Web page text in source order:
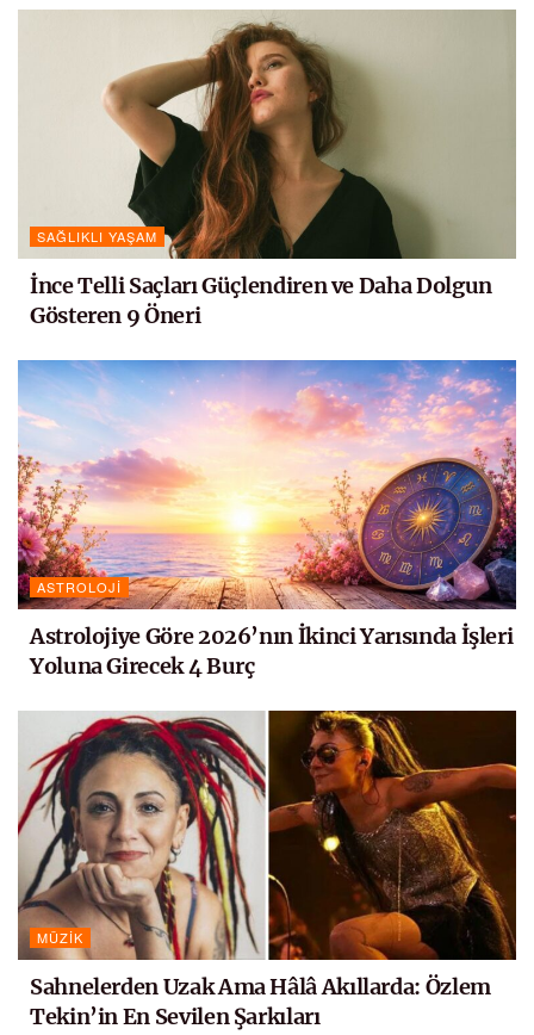
SAĞLIKLI YAŞAM
İnce Telli Saçları Güçlendiren ve Daha Dolgun
Gösteren 9 Öneri
ASTROLOJI
Astrolojiye Göre 2026’nın İkinci Yarısında İşleri
Yoluna Girecek 4 Burç
MÜZIK
Sahnelerden Uzak Ama Hâlâ Akıllarda: Özlem
Tekin’in En Sevilen Şarkıları